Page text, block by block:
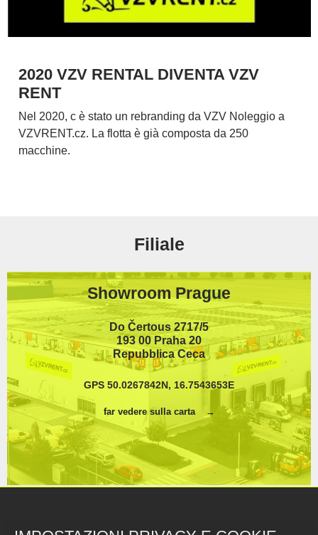
2020 VZV RENTAL DIVENTA VZV
RENT
Nel 2020, c è stato un rebranding da VZV Noleggio a
VZVRENT.cz. La flotta è già composta da 250
macchine.
Filiale
Showroom Prague
Do Čertous 2717/5
193 00 Praha 20
Repubblica Ceca
GPS 50.0267842N, 16.7543653E
far vedere sulla carta